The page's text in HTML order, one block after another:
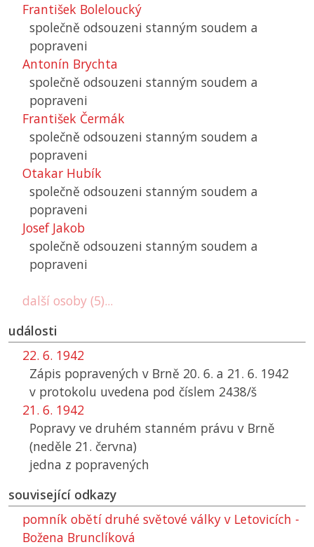
František Boleloucký
společně odsouzeni stanným soudem a
popraveni
Antonín Brychta
společně odsouzeni stanným soudem a
popraveni
František Čermák
společně odsouzeni stanným soudem a
popraveni
Otakar Hubík
společně odsouzeni stanným soudem a
popraveni
Josef Jakob
společně odsouzeni stanným soudem a
popraveni
další osoby (5)...
události
22. 6. 1942
Zápis popravených v Brně 20. 6. a 21. 6. 1942
v protokolu uvedena pod číslem 2438/š
21. 6. 1942
Popravy ve druhém stanném právu v Brně
(neděle 21. června)
jedna z popravených
související odkazy
pomník obětí druhé světové války v Letovicích -
Božena Brunclíková